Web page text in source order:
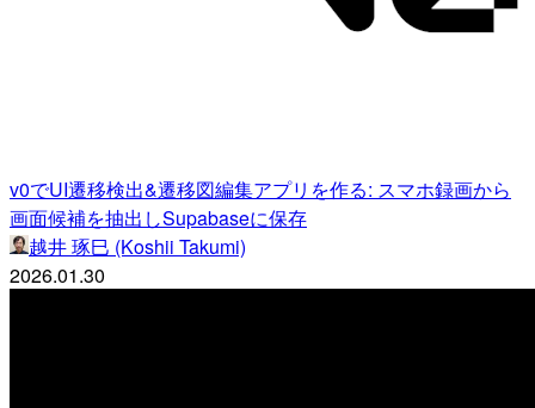
v0でUI遷移検出&遷移図編集アプリを作る: スマホ録画から
画面候補を抽出しSupabaseに保存
越井 琢巳 (Koshii Takumi)
2026.01.30